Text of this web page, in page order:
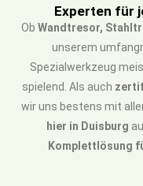
Experten für
ObWandtresor,
unserem
Spezialwerkzeug
spielend. Als auch
wir uns bestens mit
hier in Duisburg
Komplettlösung